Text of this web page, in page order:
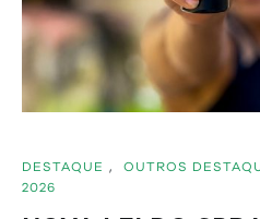
DESTAQUE , OUTROS
2026